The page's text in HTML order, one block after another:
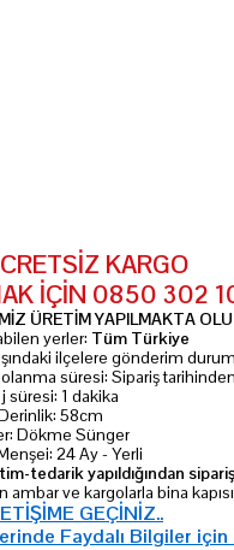
KARGO
İÇİN 0850 302
ÜRETİM YAPILMAKTA
yerler: Tüm Türkiye
ilçelere gönderim
süresi: Sipariş
süresi: 1 dakika
58cm
Dökme Sünger
24 Ay - Yerli
tedarik yapıldığından
ambar ve kargolarla bina
GEÇİNİZ..
Faydalı Bilgiler için